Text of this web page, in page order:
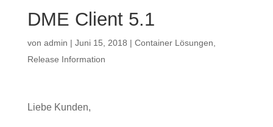
DME Client 5.1
von admin | Juni 15, 2018 | Container Lösungen
Release Information
Liebe Kunden,